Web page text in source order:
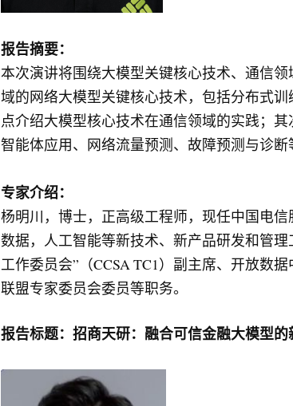
报告摘要：
本次演讲将围绕大模型关键核心技术、通信
域的网络大模型关键核心技术，包括分布式
点介绍大模型核心技术在通信领域的实践；
智能体应用、网络流量预测、故障预测与诊
专家介绍：
杨明川，博士，正高级工程师，现任中国电
数据，人工智能等新技术、新产品研发和管
工作委员会”（CCSA TC1）副主席、开放数
联盟专家委员会委员等职务。
报告标题：招商天研：融合可信金融大模型